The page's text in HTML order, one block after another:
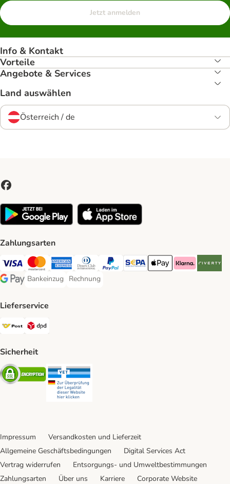
Jetzt anmelden
Info & Kontakt
Vorteile
Angebote & Services
Land auswählen
Österreich / de
Zahlungsarten
Visa Payment Method
MasterCard Payment Method
American Express Payment Method
Diners Club Payment Method
PayPal Payment Method
SEPA Payment Method
Apple Pay Payment
Klarna Payment
Google Pay Payment Method
Bankeinzug
Bankeinzug Payment Method
Rechnung
Rechnung Payment Method
Lieferservice
Österreichische Post Shipping Method
Sicherheit
Security
Impressum
Versandkosten und Lieferzeit
Allgemeine Geschäftsbedingungen
Digital Services Act
Vertrag widerrufen
Entsorgungs- und Umweltbestimmungen
Zahlungsarten
Über uns Karriere Corporate Website